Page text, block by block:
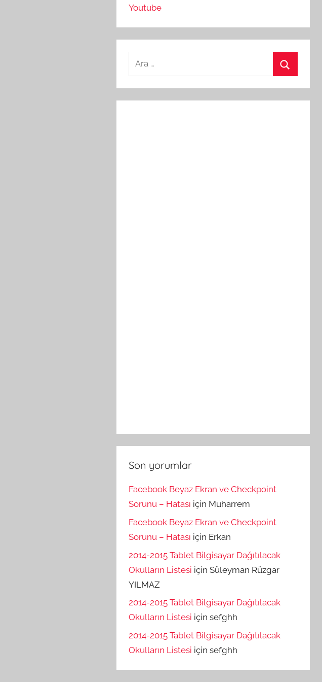
Youtube
Arama:
Son yorumlar
Facebook Beyaz Ekran ve Checkpoint
Sorunu – Hatası için Muharrem
Facebook Beyaz Ekran ve Checkpoint
Sorunu – Hatası için Erkan
2014-2015 Tablet Bilgisayar Dağıtılacak
Okulların Listesi içinSüleyman Rüzgar
YILMAZ
2014-2015 Tablet Bilgisayar Dağıtılacak
Okulların Listesi içinsefghh
2014-2015 Tablet Bilgisayar Dağıtılacak
Okulların Listesi içinsefghh